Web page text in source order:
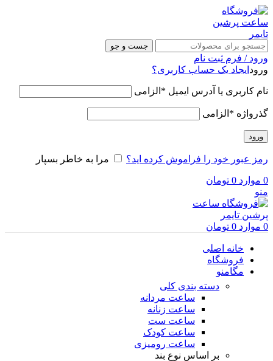
جست و جو
ورود / فرم ثبت نام
ورود ایجاد یک حساب کاربری؟
نام کاربری یا آدرس ایمیل * الزامی
گذرواژه * الزامی
ورود
رمز عبور خود را فراموش کرده اید؟ مرا به خاطر بسپار
0 موارد 0 تومان
منو
0 موارد 0 تومان
خانه اصلی
فروشگاه
مگامنو
دسته بندی کلی
ساعت مردانه
ساعت زنانه
ساعت ست
ساعت کودک
ساعت رومیزی
بر اساس نوع بند